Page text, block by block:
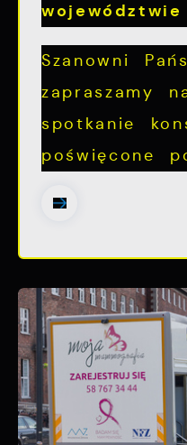
Szanowni
zapraszamy
spotkanie
poświęcone